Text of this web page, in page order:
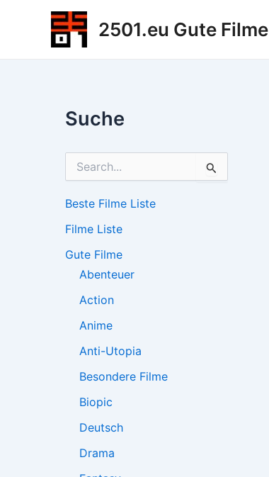
2501.eu Gute Filme
Suche
h
n
a
Beste Filme Liste
Filme Liste
Gute Filme
Abenteuer
Action
Anime
Anti-Utopia
Besondere Filme
Biopic
Deutsch
Drama